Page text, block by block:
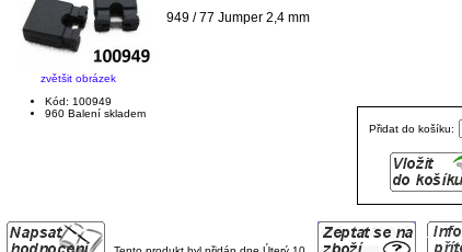
zvětšit obrázek
949 / 77 Jumper 2,4 mm
Přidat do košíku:
Kód: 100949
960 Balení skladem